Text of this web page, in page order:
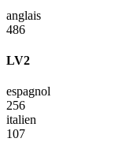
anglais
486
LV2
espagnol
256
italien
107